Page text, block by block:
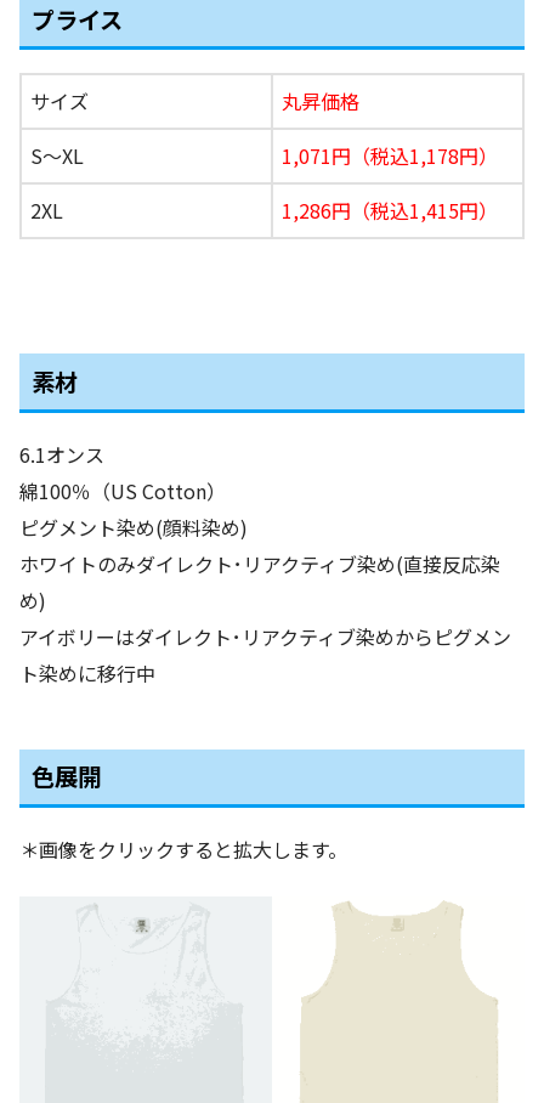
プライス
サイズ
丸昇価格
S〜XL
1,071円（税込1,178円）
2XL
1,286円（税込1,415円）
素材
6.1オンス
綿100％（US Cotton）
ピグメント染め(顔料染め)
ホワイトのみダイレクト･リアクティブ染め(直接反応染
め)
アイボリーはダイレクト･リアクティブ染めからピグメン
ト染めに移行中
色展開
＊画像をクリックすると拡大します。